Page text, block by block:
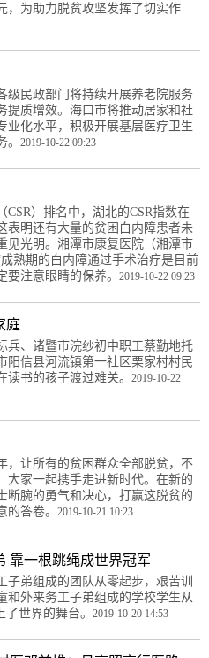
，为助力脱贫攻坚发挥了切实作
级民政部门将持续开展养老院服务
提质增效。海口市将推动居家和社
业化水平，积极开展基层医疗卫生
2019-10-22 09:23
）排名中，湖北的CSR指数在
表明还有大量的贫困白内障患者未
见光明。湘潭市康复医院（湘潭市
熟期的白内障通过手术治疗是目前
注意眼睛的保养。 2019-10-22 09:23
庭
兵、诸暨市浣纱初中职工蔡勤地托
阳信县河流镇第一社区栗家村村民
书的孩子渡过难关。 2019-10-22
，让所有的贫困群众全部脱贫，不
大家一起携手走进新时代。在新的
断腕的勇气和决心，打赢这脱贫的
答卷。 2019-10-21 10:23
靠一根跳绳成世界冠军
弟组成的团队从零起步，艰苦训
外来务工子弟组成的学校学生从
世界的舞台。 2019-10-20 14:53